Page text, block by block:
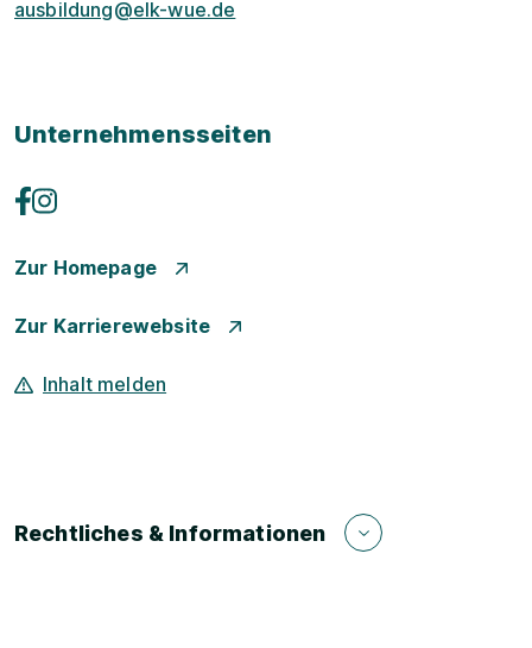
ausbildung@elk-wue.de
Unternehmensseiten
Zur Homepage
Zur Karrierewebsite
Inhalt melden
Rechtliches & Informationen